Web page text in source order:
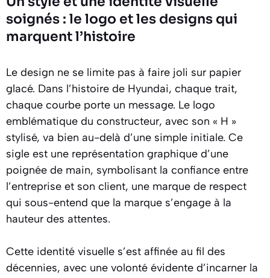
soignés : le logo et les designs qui
marquent l’histoire
Le design ne se limite pas à faire joli sur papier
glacé. Dans l’histoire de Hyundai, chaque trait,
chaque courbe porte un message. Le logo
emblématique du constructeur, avec son « H »
stylisé, va bien au-delà d’une simple initiale. Ce
sigle est une représentation graphique d’une
poignée de main, symbolisant la confiance entre
l’entreprise et son client, une marque de respect
qui sous-entend que la marque s’engage à la
hauteur des attentes.
Cette identité visuelle s’est affinée au fil des
décennies, avec une volonté évidente d’incarner la